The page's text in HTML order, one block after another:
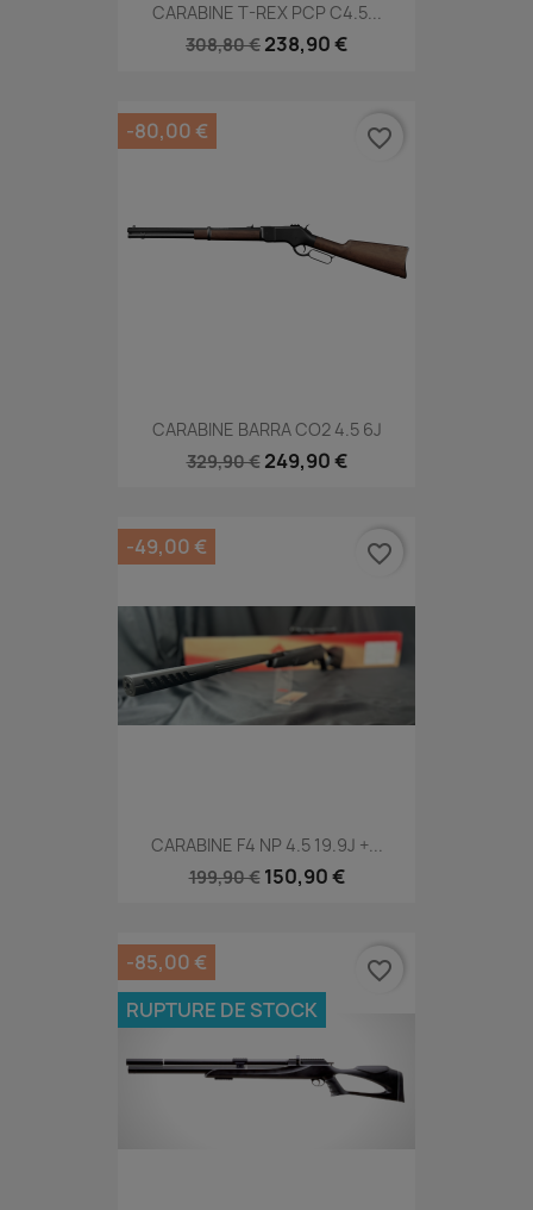
CARABINE T-REX PCP C4.5...
308,80 € 238,90 €
CARABINE BARRA CO2 4.5 6J
329,90 € 249,90 €
-80,00 € favorite_border
CARABINE F4 NP 4.5 19.9J +...
199,90 € 150,90 €
-49,00 € favorite_border
-85,00 €
RUPTURE DE STOCK
favorite_border